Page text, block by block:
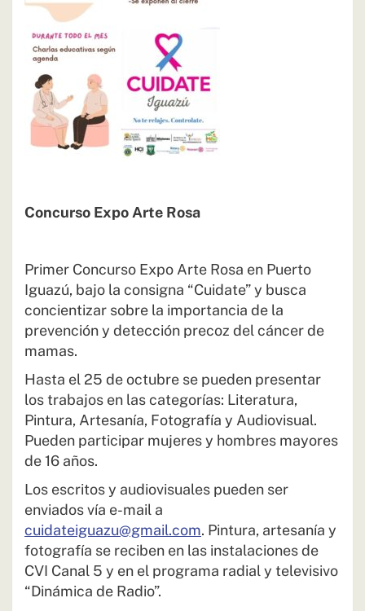
Concurso Expo Arte Rosa
Primer Concurso Expo Arte Rosa en Puerto
Iguazú, bajo la consigna “Cuidate” y busca
concientizar sobre la importancia de la
prevención y detección precoz del cáncer de
mamas.
Hasta el 25 de octubre se pueden presentar
los trabajos en las categorías: Literatura,
Pintura, Artesanía, Fotografía y Audiovisual.
Pueden participar mujeres y hombres mayores
de 16 años.
Los escritos y audiovisuales pueden ser
enviados vía e-mail a
cuidateiguazu@gmail.com. Pintura, artesanía y
fotografía se reciben en las instalaciones de
CVI Canal 5 y en el programa radial y televisivo
“Dinámica de Radio”.